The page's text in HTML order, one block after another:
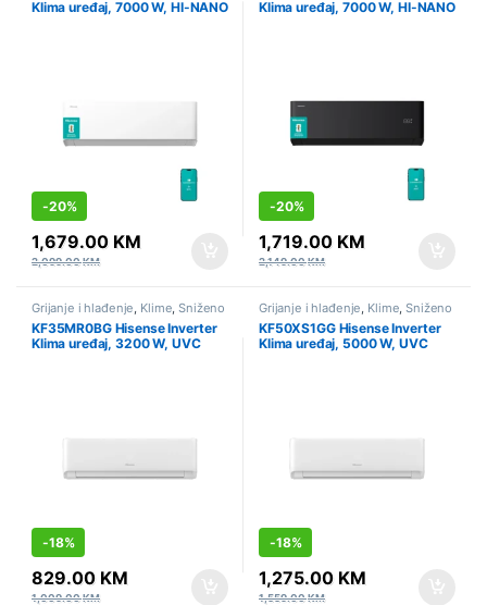
Klima uređaj, 7000 W, HI-NANO
-20%
1,679.00 KM
2,099.00KM
Klima uređaj, 7000 W, HI-NANO
-20%
1,719.00 KM
2,149.00KM
Grijanje i hlađenje, Klime,Sniženo
KF35MR0BG Hisense Inverter
Klima uređaj, 3200 W, UVC
-18%
829.00 KM
1,009.00KM
Grijanje i hlađenje, Klime,Sniženo
KF50XS1GG Hisense Inverter
Klima uređaj, 5000 W, UVC
-18%
1,275.00 KM
1,559.00KM